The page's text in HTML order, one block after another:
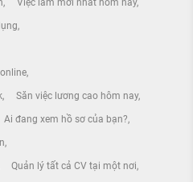
Việc làm mới nhất hôm nay
Săn việc lương cao hôm nay
Ai đang xem hồ sơ của bạn?
Quản lý tất cả CV tại một nơi